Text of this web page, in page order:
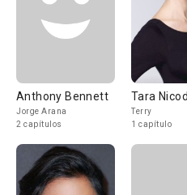
Anthony Bennett
Jorge Arana
2 capítulos
Tara
Terry
1 capítulo